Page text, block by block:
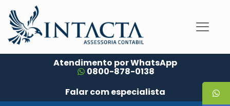
Atendimento por WhatsApp
0800-878-0138
Falar com especialista